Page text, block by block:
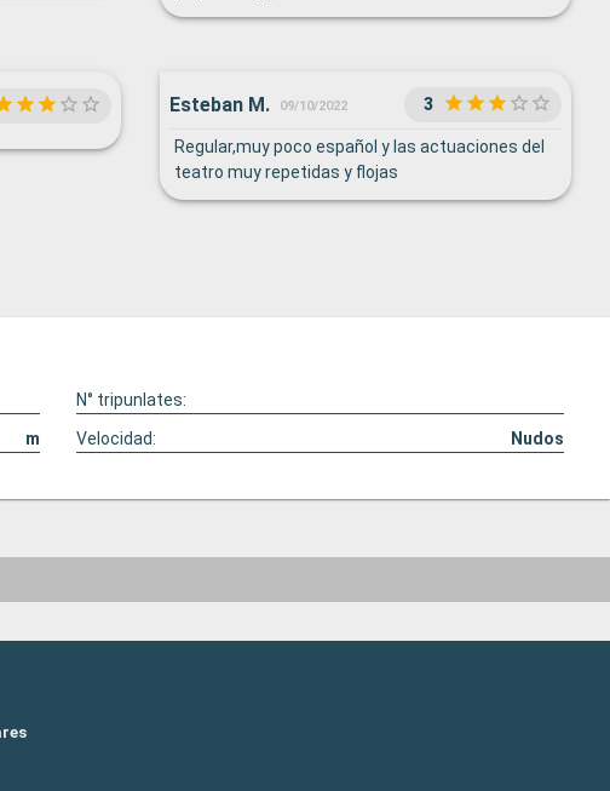
Esteban M. 09/10/2022 3
Regular,muy poco español y las actuaciones del
teatro muy repetidas y flojas
N° tripunlates:
m Velocidad: Nudos